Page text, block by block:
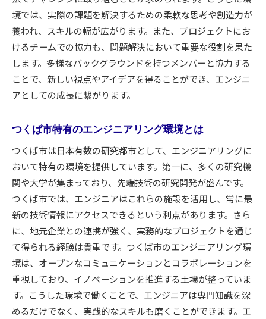
境では、実際の課題を解決するための柔軟な思考や創造力が
養われ、スキルの幅が広がります。また、プロジェクトにお
けるチームでの協力も、問題解決において重要な役割を果た
します。多様なバックグラウンドを持つメンバーと協力する
ことで、新しい視点やアイデアを得ることができ、エンジニ
アとしての成長に繋がります。
つくば市特有のエンジニアリング環境とは
つくば市は日本有数の研究都市として、エンジニアリングに
おいて特有の環境を提供しています。第一に、多くの研究機
関や大学が集まっており、先端技術の研究開発が盛んです。
つくば市では、エンジニアはこれらの施設を活用し、常に最
新の技術情報にアクセスできるという利点があります。さら
に、地元企業との連携が強く、実務的なプロジェクトを通じ
て得られる経験は貴重です。つくば市のエンジニアリング環
境は、オープンなコミュニケーションとコラボレーションを
重視しており、イノベーションを推進する土壌が整っていま
す。こうした環境で働くことで、エンジニアは専門知識を深
めるだけでなく、実践的なスキルも磨くことができます。エ